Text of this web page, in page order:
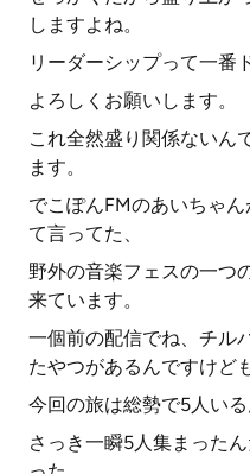
しますよね。
リーダーシップって一番
よろしくお願いします。
これ全然盛り関係ないん
ます。
でこぽんFMのあいちゃ
て言ってた、
野外の音楽フェスの一つ
来ています。
一個前の配信でね、チル
たやつがあるんですけども
今回の旅は総勢で5人いる
さっき一瞬5人集まった